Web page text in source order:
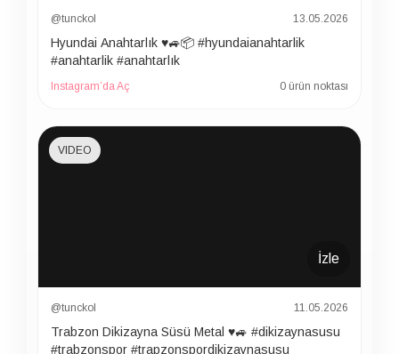
@tunckol 13.05.2026
Hyundai Anahtarlık ♥️🚙📦 #hyundaianahtarlik
#anahtarlik #anahtarlık
Instagram’da Aç 0 ürün noktası
İzle
VIDEO
@tunckol 11.05.2026
Trabzon Dikizayna Süsü Metal ♥️🚙 #dikizaynasusu
#trabzonspor #trapzonspordikizaynasusu